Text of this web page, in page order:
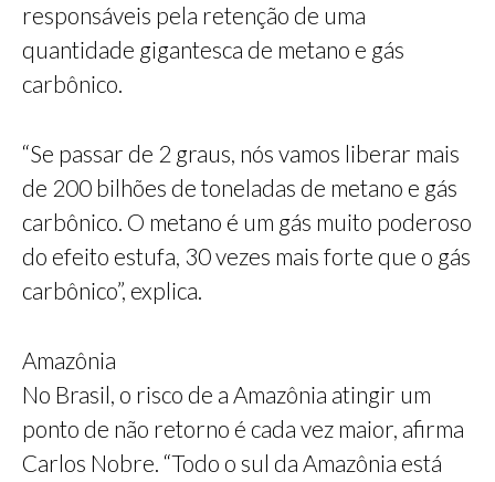
responsáveis pela retenção de uma
quantidade gigantesca de metano e gás
carbônico.
“Se passar de 2 graus, nós vamos liberar mais
de 200 bilhões de toneladas de metano e gás
carbônico. O metano é um gás muito poderoso
do efeito estufa, 30 vezes mais forte que o gás
carbônico”, explica.
Amazônia
No Brasil, o risco de a Amazônia atingir um
ponto de não retorno é cada vez maior, afirma
Carlos Nobre. “Todo o sul da Amazônia está